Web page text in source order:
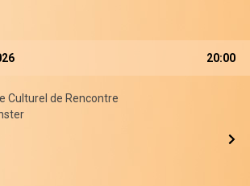
20:00
Culturel de Rencontre